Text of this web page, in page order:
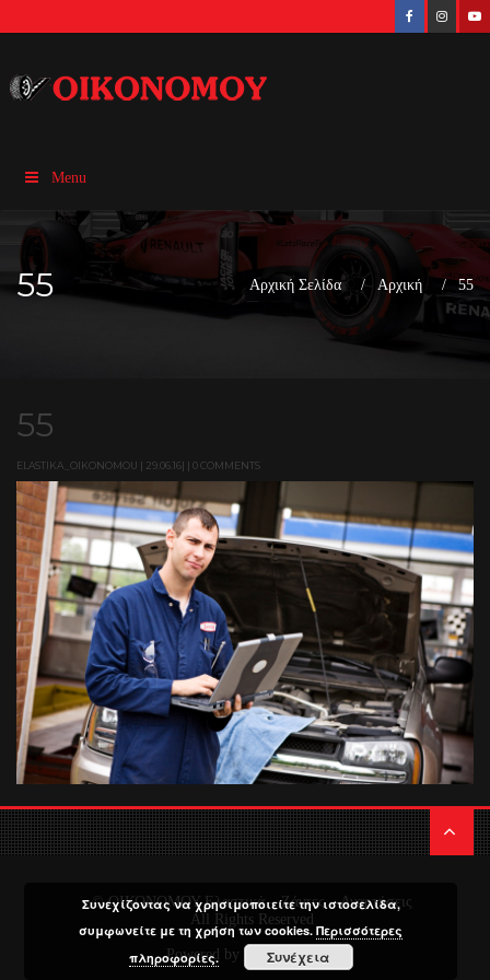
Menu
55 Αρχική Σελίδα Αρχική 55
55
ELASTIKA_OIKONOMOU | 29.06.16| | 0 COMMENTS
© ΟΙΚΟΝΟΜΟΥ Ελαστικά – Ζάντες – Αναρτήσεις
All Rights Reserved
Powered by Media Planners
Συνεχίζοντας να χρησιμοποιείτε την ιστοσελίδα,
συμφωνείτε με τη χρήση των cookies.Περισσότερες
πληροφορίες.
Συνέχεια